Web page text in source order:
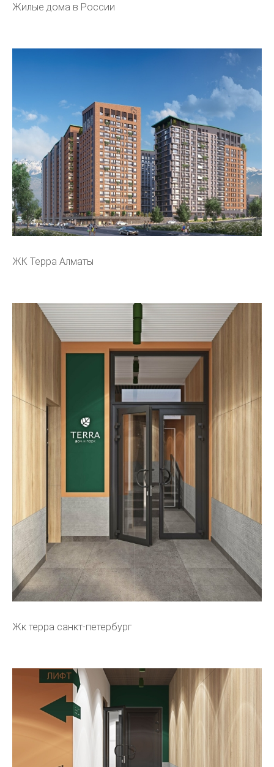
Жилые дома в России
ЖК Терра Алматы
Жк терра санкт-петербург